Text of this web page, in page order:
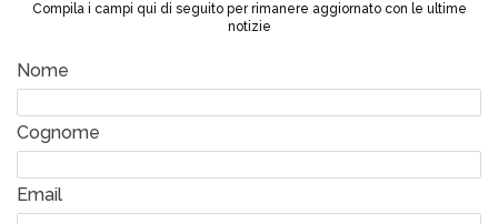
Compila i campi qui di seguito per rimanere aggiornato con le ultime
notizie
Nome
Cognome
Email